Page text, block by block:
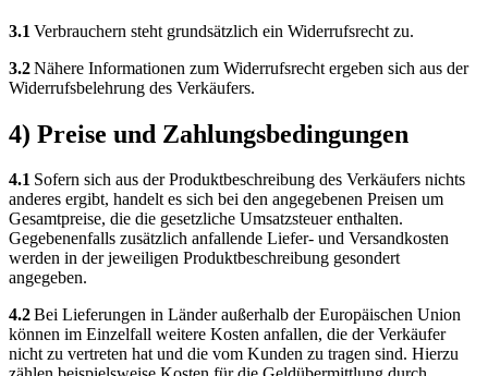
3.1 Verbrauchern steht grundsätzlich ein Widerrufsrecht zu.
3.2Nähere Informationen zum Widerrufsrecht ergeben sich aus der
Widerrufsbelehrung des Verkäufers.
4) Preise und Zahlungsbedingungen
4.1 Sofern sich aus der Produktbeschreibung des Verkäufers nichts
anderes ergibt, handelt es sich bei den angegebenen Preisen um
Gesamtpreise, die die gesetzliche Umsatzsteuer enthalten.
Gegebenenfalls zusätzlich anfallende Liefer- und Versandkosten
werden in der jeweiligen Produktbeschreibung gesondert
angegeben.
4.2Bei Lieferungen in Länder außerhalb der Europäischen Union
können im Einzelfall weitere Kosten anfallen, die der Verkäufer
nicht zu vertreten hat und die vom Kunden zu tragen sind. Hierzu